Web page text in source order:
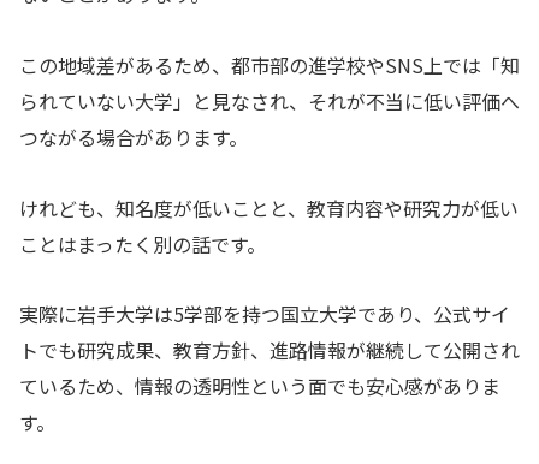
この地域差があるため、都市部の進学校やSNS上では「知
られていない大学」と見なされ、それが不当に低い評価へ
つながる場合があります。
けれども、知名度が低いことと、教育内容や研究力が低い
ことはまったく別の話です。
実際に岩手大学は5学部を持つ国立大学であり、公式サイ
トでも研究成果、教育方針、進路情報が継続して公開され
ているため、情報の透明性という面でも安心感がありま
す。